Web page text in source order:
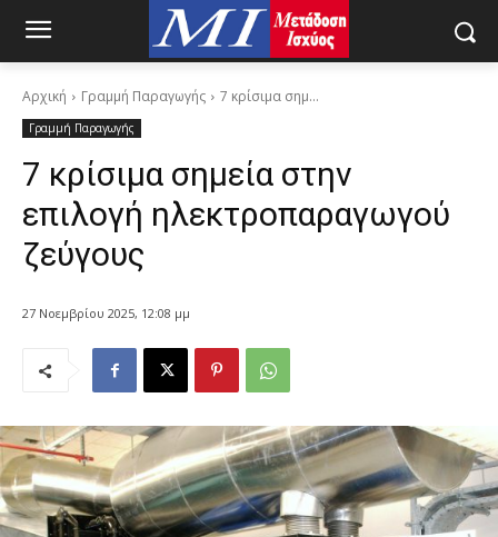
Αρχική Γραμμή Παραγωγής 7 κρίσιμα σημ...
Γραμμή Παραγωγής
7 κρίσιμα σημεία στην
επιλογή ηλεκτροπαραγωγού
ζεύγους
27 Νοεμβρίου 2025, 12:08 μμ